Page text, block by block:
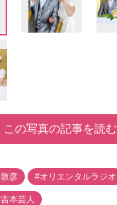
この写真の記事を読む
彦 #オリエンタルラジオ
本芸人